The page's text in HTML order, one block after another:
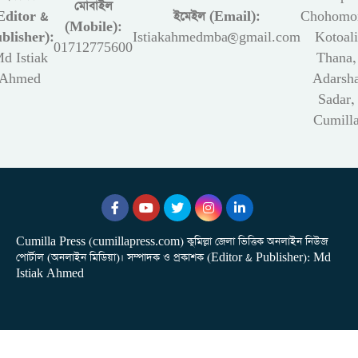
&
Istiak
মোবাইল
(Mobile):
01712775600
ইমেইল (Email):
Istiakahmedmba@gmail.com
Kotoali
Thana,
Sadar,
Cumilla Press (cumillapress.com) কুমিল্লা জেলা ভিত্তিক অনলাইন নিউজ
পোর্টাল (অনলাইন মিডিয়া)। সম্পাদক ও প্রকাশক (Editor & Publisher): Md
Istiak Ahmed